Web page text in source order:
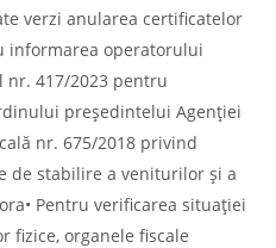
verzi anularea certificatelor
informarea operatorului
nr. 417/2023 pentru
preşedintelui Agenţiei
nr. 675/2018 privind
de stabilire a veniturilor şi a
Pentru verificarea situaţiei
fizice, organele fiscale